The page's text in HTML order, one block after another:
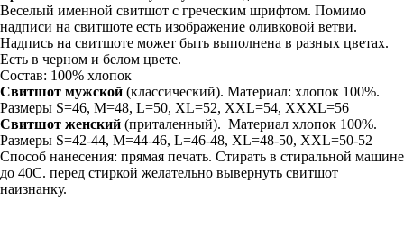
Веселый именной свитшот с греческим шрифтом. Помимо
надписи на свитшоте есть изображение оливковой ветви.
Надпись на свитшоте может быть выполнена в разных цветах.
Есть в черном и белом цвете.
Состав: 100% хлопок
Свитшот мужской (классический). Материал: хлопок 100%.
Размеры S=46, M=48, L=50, XL=52, XXL=54, XXXL=56
Свитшот женский (приталенный). Материал хлопок 100%.
Размеры S=42-44, M=44-46, L=46-48, XL=48-50, XXL=50-52
Способ нанесения: прямая печать. Стирать в стиральной машине
до 40С. перед стиркой желательно вывернуть свитшот
наизнанку.